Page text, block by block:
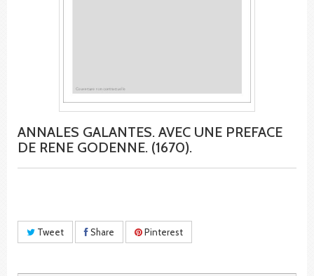
ANNALES GALANTES. AVEC UNE PREFACE
DE RENE GODENNE. (1670).
Tweet Share Pinterest